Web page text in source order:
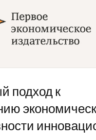
content
подход к